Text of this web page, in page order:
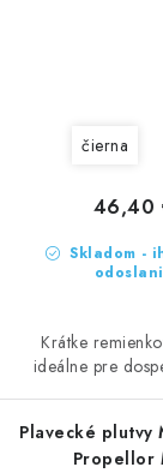
čierna
Skladom -
46,40
Krátke
ideálne pre
Plavecké plutvy
Propellor